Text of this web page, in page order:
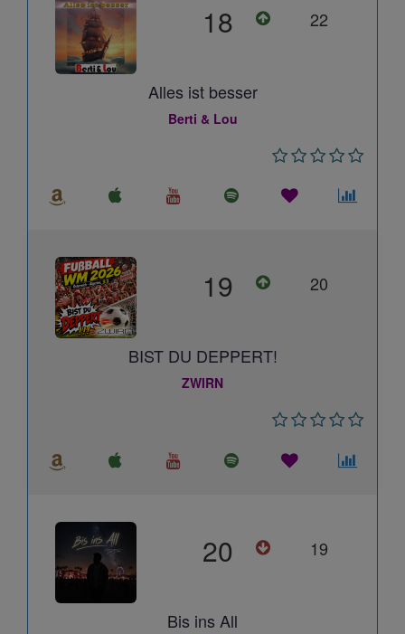
18 22
Alles ist besser
Berti & Lou
19 20
BIST DU DEPPERT!
ZWIRN
20 19
Bis ins All